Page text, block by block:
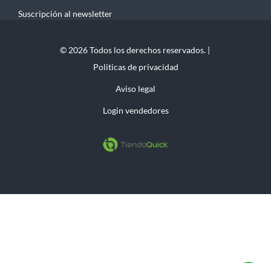
Suscripción al newsletter
© 2026 Todos los derechos reservados. |
Politicas de privacidad
Aviso legal
Login vendedores